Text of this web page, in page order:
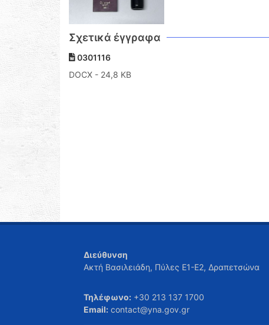
Σχετικά έγγραφα
0301116
DOCX - 24,8 KB
Διεύθυνση
Ακτή Βασιλειάδη, Πύλες Ε1-Ε2, Δραπετσώνα
Τηλέφωνο: +30 213 137 1700
Email: contact@yna.gov.gr